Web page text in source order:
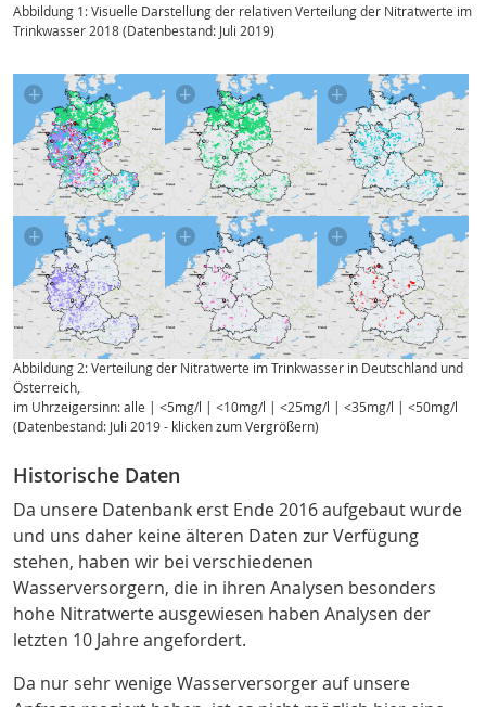
Abbildung 1: Visuelle Darstellung der relativen Verteilung der Nitratwerte im
Trinkwasser 2018 (Datenbestand: Juli 2019)
Abbildung 2: Verteilung der Nitratwerte im Trinkwasser in Deutschland und
Österreich,
im Uhrzeigersinn: alle | <5mg/l | <10mg/l | <25mg/l | <35mg/l | <50mg/l
(Datenbestand: Juli 2019 - klicken zum Vergrößern)
Historische Daten
Da unsere Datenbank erst Ende 2016 aufgebaut wurde
und uns daher keine älteren Daten zur Verfügung
stehen, haben wir bei verschiedenen
Wasserversorgern, die in ihren Analysen besonders
hohe Nitratwerte ausgewiesen haben Analysen der
letzten 10 Jahre angefordert.
Da nur sehr wenige Wasserversorger auf unsere